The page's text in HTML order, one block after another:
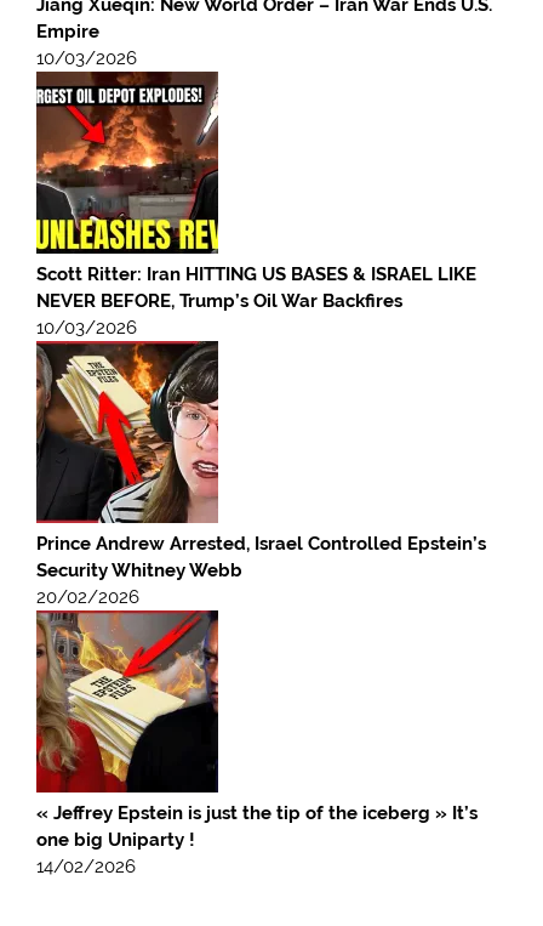
Jiang Xueqin: New World Order – Iran War Ends U.S.
Empire
10/03/2026
Scott Ritter: Iran HITTING US BASES & ISRAEL LIKE
NEVER BEFORE, Trump’s Oil War Backfires
10/03/2026
Prince Andrew Arrested, Israel Controlled Epstein’s
Security Whitney Webb
20/02/2026
« Jeffrey Epstein is just the tip of the iceberg » It’s
one big Uniparty !
14/02/2026